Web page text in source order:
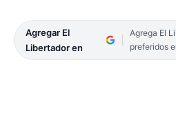
Agregar El
Libertador en
Agrega El
preferidos